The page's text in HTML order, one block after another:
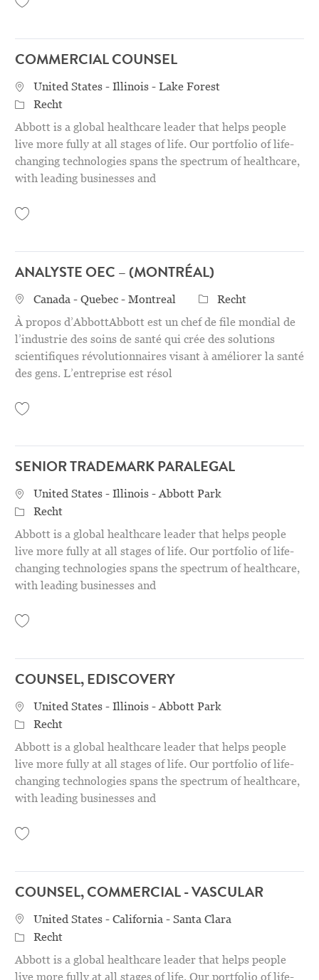
COMMERCIAL COUNSEL
STANDORT
United States - Illinois - Lake Forest
Category
Recht
Abbott is a global healthcare leader that helps people
live more fully at all stages of life. Our portfolio of life-
changing technologies spans the spectrum of healthcare,
with leading businesses and
ANALYSTE OEC – (MONTRÉAL)
STANDORT
Canada - Quebec - Montreal Category
Recht
À propos d’AbbottAbbott est un chef de file mondial de
l’industrie des soins de santé qui crée des solutions
scientifiques révolutionnaires visant à améliorer la santé
des gens. L’entreprise est résol
SENIOR TRADEMARK PARALEGAL
STANDORT
United States - Illinois - Abbott Park
Category
Recht
Abbott is a global healthcare leader that helps people
live more fully at all stages of life. Our portfolio of life-
changing technologies spans the spectrum of healthcare,
with leading businesses and
COUNSEL, EDISCOVERY
STANDORT
United States - Illinois - Abbott Park
Category
Recht
Abbott is a global healthcare leader that helps people
live more fully at all stages of life. Our portfolio of life-
changing technologies spans the spectrum of healthcare,
with leading businesses and
COUNSEL, COMMERCIAL - VASCULAR
STANDORT
United States - California - Santa Clara
Category
Recht
Abbott is a global healthcare leader that helps people
live more fully at all stages of life. Our portfolio of life-